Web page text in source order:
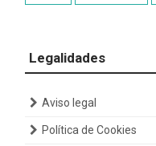
Legalidades
Aviso legal
Política de Cookies